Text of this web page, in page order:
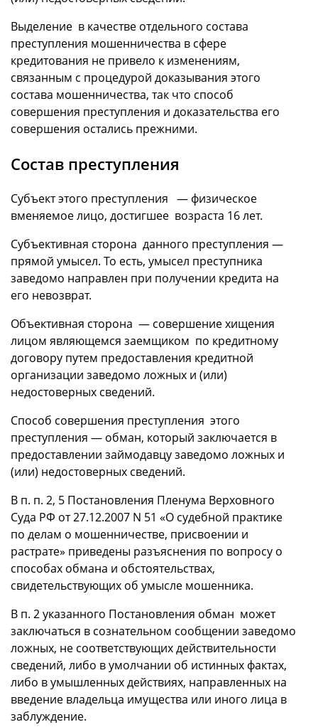
Выделение в качестве отдельного состава
преступления мошенничества в сфере
кредитования не привело к изменениям,
связанным с процедурой доказывания этого
состава мошенничества, так что способ
совершения преступления и доказательства его
совершения остались прежними.
Состав преступления
Субъект этого преступления — физическое
вменяемое лицо, достигшее возраста 16 лет.
Субъективная сторона данного преступления —
прямой умысел. То есть, умысел преступника
заведомо направлен при получении кредита на
его невозврат.
Объективная сторона — совершение хищения
лицом являющемся заемщиком по кредитному
договору путем предоставления кредитной
организации заведомо ложных и (или)
недостоверных сведений.
Способ совершения преступления этого
преступления — обман, который заключается в
предоставлении займодавцу заведомо ложных и
(или) недостоверных сведений.
В п. п. 2, 5 Постановления Пленума Верховного
Суда РФ от 27.12.2007 N 51 «О судебной практике
по делам о мошенничестве, присвоении и
растрате» приведены разъяснения по вопросу о
способах обмана и обстоятельствах,
свидетельствующих об умысле мошенника.
В п. 2 указанного Постановления обман может
заключаться в сознательном сообщении заведомо
ложных, не соответствующих действительности
сведений, либо в умолчании об истинных фактах,
либо в умышленных действиях, направленных на
введение владельца имущества или иного лица в
заблуждение.